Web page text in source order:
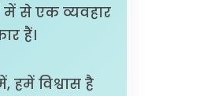
से एक व्यवहार
हैं।
हमें विश्वास है